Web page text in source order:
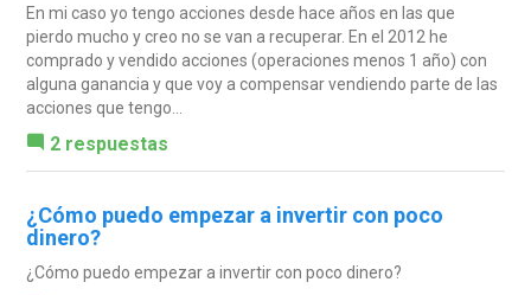
En mi caso yo tengo acciones desde hace años en las que
pierdo mucho y creo no se van a recuperar. En el 2012 he
comprado y vendido acciones (operaciones menos 1 año) con
alguna ganancia y que voy a compensar vendiendo parte de las
acciones que tengo...
2 respuestas
¿Cómo puedo empezar a invertir con poco
dinero?
¿Cómo puedo empezar a invertir con poco dinero?